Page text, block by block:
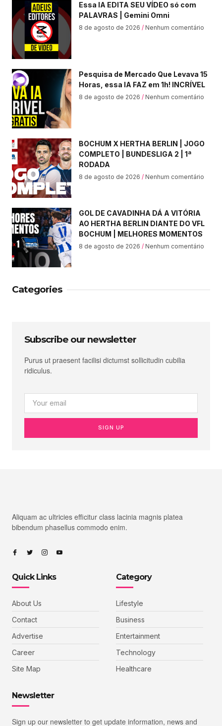
Essa IA EDITA SEU VÍDEO só com
PALAVRAS | Gemini Omni
8 de agosto de 2026 Nenhum comentário
Pesquisa de Mercado Que Levava 15
Horas, essa IA FAZ em 1h! INCRÍVEL
8 de agosto de 2026 Nenhum comentário
BOCHUM X HERTHA BERLIN | JOGO
COMPLETO | BUNDESLIGA 2 | 1ª
RODADA
8 de agosto de 2026 Nenhum comentário
GOL DE CAVADINHA DÁ A VITÓRIA
AO HERTHA BERLIN DIANTE DO VFL
BOCHUM | MELHORES MOMENTOS
8 de agosto de 2026 Nenhum comentário
Categories
Subscribe our newsletter
Purus ut praesent facilisi dictumst sollicitudin cubilia
ridiculus.
SIGN UP
Aliquam ac ultricies efficitur class lacinia magnis platea
bibendum phasellus commodo enim.
Quick Links
About Us
Contact
Advertise
Career
Site Map
Category
Lifestyle
Business
Entertainment
Technology
Healthcare
Newsletter
Sign up our newsletter to get update information, news and